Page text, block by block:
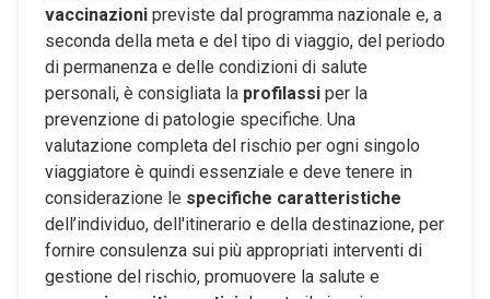
vaccinazioni previste dal programma nazionale e, a
seconda della meta e del tipo di viaggio, del periodo
di permanenza e delle condizioni di salute
personali, è consigliata la profilassi per la
prevenzione di patologie specifiche. Una
valutazione completa del rischio per ogni singolo
viaggiatore è quindi essenziale e deve tenere in
considerazione le specifiche caratteristiche
dell’individuo, dell'itinerario e della destinazione, per
fornire consulenza sui più appropriati interventi di
gestione del rischio, promuovere la salute e